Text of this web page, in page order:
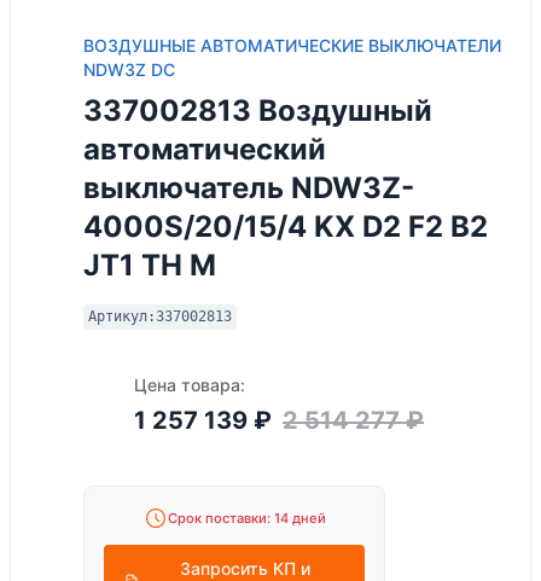
ВОЗДУШНЫЕ АВТОМАТИЧЕСКИЕ ВЫКЛЮЧАТЕЛИ
NDW3Z DC
337002813 Воздушный
автоматический
выключатель NDW3Z-
4000S/20/15/4 KX D2 F2 B2
JT1 TH M
Артикул:337002813
Цена товара:
1 257 139 ₽ 2 514 277₽
Срок поставки: 14 дней
Запросить КП и